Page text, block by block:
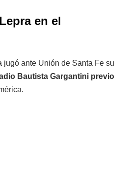
en el
jugó ante Unión de Santa Fe su
Bautista Gargantini previo